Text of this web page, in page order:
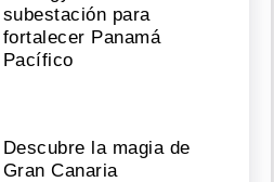
subestación para
fortalecer Panamá
Pacífico
Descubre la magia de
Gran Canaria